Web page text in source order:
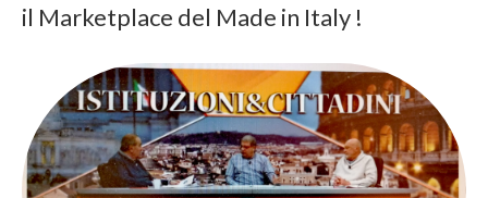
il Marketplace del Made in Italy !